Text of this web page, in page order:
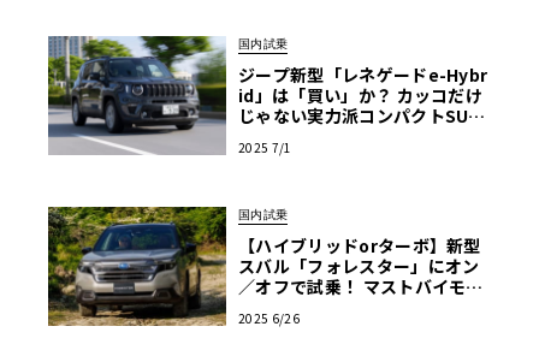
国内試乗
ジープ新型「レネゲードe-Hybr
id」は「買い」か？ カッコだけ
じゃない実力派コンパクトSUV
2025 7/1
国内試乗
【ハイブリッドorターボ】新型
スバル「フォレスター」にオン
／オフで試乗！ マストバイモデ
2025 6/26